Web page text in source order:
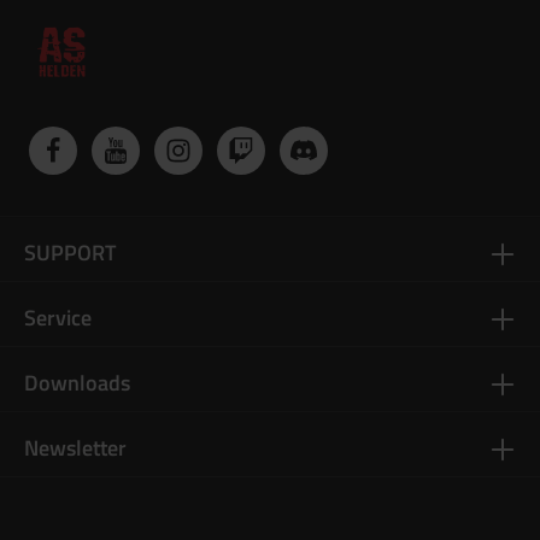
Newsletter
SUPPORT
Service
Downloads